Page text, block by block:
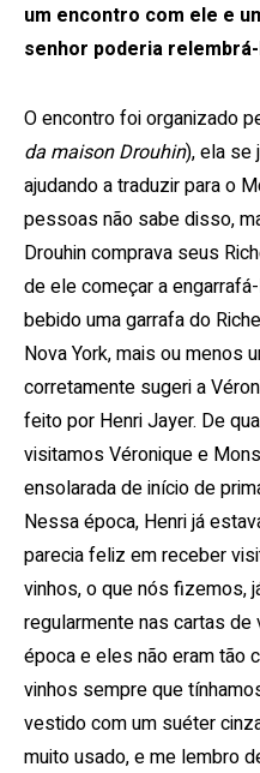
um encontro com ele e
senhor poderia
O encontro foi organizado
da maison Drouhin), ela se
ajudando a traduzir para o
pessoas não sabe disso,
Drouhin comprava seus
de ele começar a
bebido uma garrafa do
Nova York, mais ou menos
corretamente sugeri a
feito por Henri Jayer. De
visitamos Véronique e
ensolarada de início de
Nessa época, Henri já
parecia feliz em receber
vinhos, o que nós fizemos,
regularmente nas cartas de
época e eles não eram tão
vinhos sempre que
vestido com um suéter
muito usado, e me lembro